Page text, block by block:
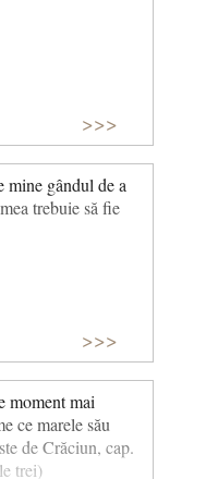
>>>
mine gândul de a
trebuie să fie
>>>
moment mai
ce marele său
de Crăciun, cap.
trei)